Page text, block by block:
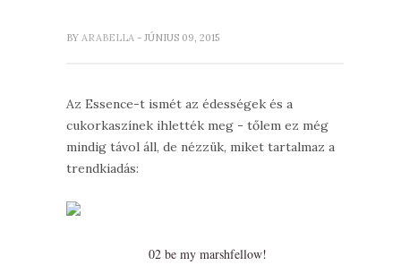
BY ARABELLA - JÚNIUS 09, 2015
Az Essence-t ismét az édességek és a
cukorkaszínek ihlették meg - tőlem ez még
mindig távol áll, de nézzük, miket tartalmaz a
trendkiadás:
02 be my marshfellow!